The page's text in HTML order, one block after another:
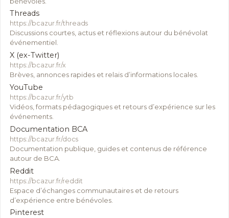
Threads
https://bcazur.fr/threads
Discussions courtes, actus et réflexions autour du bénévolat
événementiel.
X (ex-Twitter)
https://bcazur.fr/x
Brèves, annonces rapides et relais d’informations locales.
YouTube
https://bcazur.fr/ytb
Vidéos, formats pédagogiques et retours d’expérience sur les
événements.
Documentation BCA
https://bcazur.fr/docs
Documentation publique, guides et contenus de référence
autour de BCA.
Reddit
https://bcazur.fr/reddit
Espace d’échanges communautaires et de retours
d’expérience entre bénévoles.
Pinterest